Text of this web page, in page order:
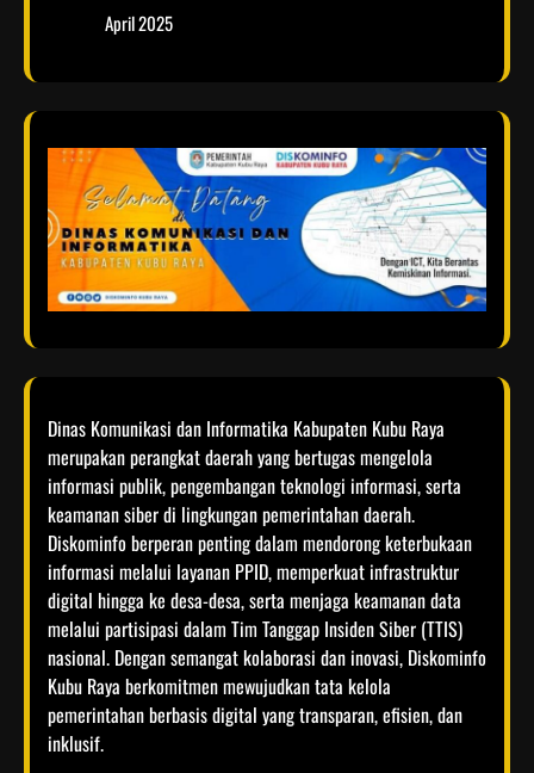
April 2025
Dinas Komunikasi dan Informatika Kabupaten Kubu Raya
merupakan perangkat daerah yang bertugas mengelola
informasi publik, pengembangan teknologi informasi, serta
keamanan siber di lingkungan pemerintahan daerah.
Diskominfo berperan penting dalam mendorong keterbukaan
informasi melalui layanan PPID, memperkuat infrastruktur
digital hingga ke desa-desa, serta menjaga keamanan data
melalui partisipasi dalam Tim Tanggap Insiden Siber (TTIS)
nasional. Dengan semangat kolaborasi dan inovasi, Diskominfo
Kubu Raya berkomitmen mewujudkan tata kelola
pemerintahan berbasis digital yang transparan, efisien, dan
inklusif.​